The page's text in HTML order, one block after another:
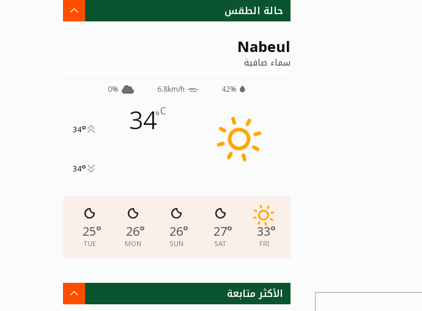
حالة الطقس
Nabeul
سماء صافية
42%
6.8km/h
0%
34°C
34°
34°
33°
FRI
27°
SAT
26°
SUN
26°
MON
25°
TUE
الأكثر متابعة